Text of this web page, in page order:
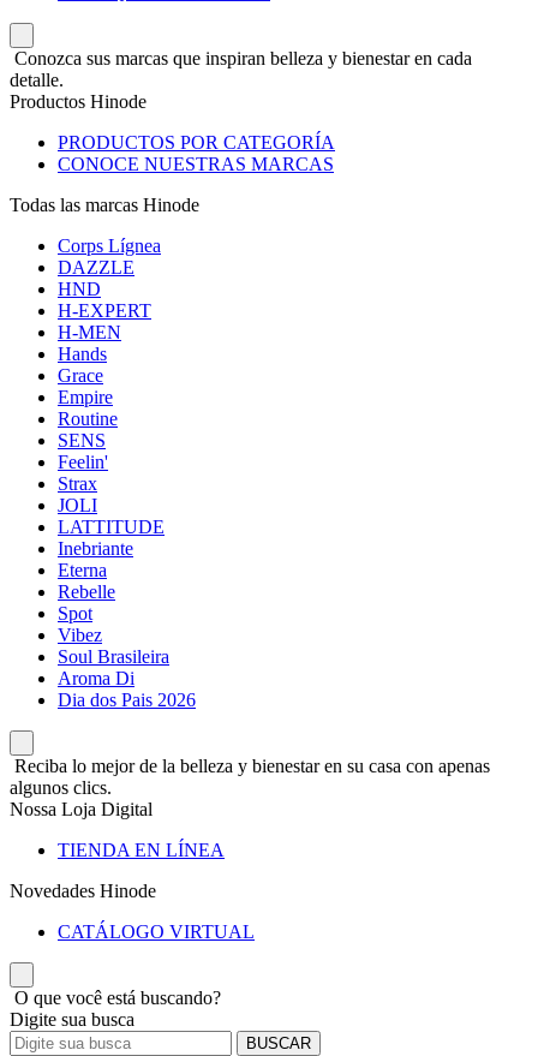
Conozca sus marcas que inspiran belleza y bienestar en cada
detalle.
Productos Hinode
PRODUCTOS POR CATEGORÍA
CONOCE NUESTRAS MARCAS
Todas las marcas Hinode
Corps Lígnea
DAZZLE
HND
H-EXPERT
H-MEN
Hands
Grace
Empire
Routine
SENS
Feelin'
Strax
JOLI
LATTITUDE
Inebriante
Eterna
Rebelle
Spot
Vibez
Soul Brasileira
Aroma Di
Dia dos Pais 2026
Reciba lo mejor de la belleza y bienestar en su casa con apenas
algunos clics.
Nossa Loja Digital
TIENDA EN LÍNEA
Novedades Hinode
CATÁLOGO VIRTUAL
O que você está buscando?
Digite sua busca
BUSCAR